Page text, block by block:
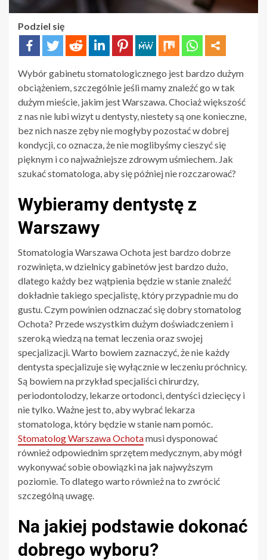
Podziel się
Wybór gabinetu stomatologicznego jest bardzo dużym
obciążeniem, szczególnie jeśli mamy znaleźć go w tak
dużym mieście, jakim jest Warszawa. Chociaż większość
z nas nie lubi wizyt u dentysty, niestety są one konieczne,
bez nich nasze zęby nie mogłyby pozostać w dobrej
kondycji, co oznacza, że nie moglibyśmy cieszyć się
pięknym i co najważniejsze zdrowym uśmiechem. Jak
szukać stomatologa, aby się później nie rozczarować?
Wybieramy dentystę z
Warszawy
Stomatologia Warszawa Ochota jest bardzo dobrze
rozwinięta, w dzielnicy gabinetów jest bardzo dużo,
dlatego każdy bez wątpienia będzie w stanie znaleźć
dokładnie takiego specjalistę, który przypadnie mu do
gustu. Czym powinien odznaczać się dobry stomatolog
Ochota? Przede wszystkim dużym doświadczeniem i
szeroką wiedzą na temat leczenia oraz swojej
specjalizacji. Warto bowiem zaznaczyć, że nie każdy
dentysta specjalizuje się wyłącznie w leczeniu próchnicy.
Są bowiem na przykład specjaliści chirurdzy,
periodontolodzy, lekarze ortodonci, dentyści dziecięcy i
nie tylko. Ważne jest to, aby wybrać lekarza
stomatologa, który będzie w stanie nam pomóc.
Stomatolog Warszawa Ochotamusi dysponować
również odpowiednim sprzętem medycznym, aby mógł
wykonywać sobie obowiązki na jak najwyższym
poziomie. To dlatego warto również na to zwrócić
szczególną uwagę.
Na jakiej podstawie dokonać
dobrego wyboru?